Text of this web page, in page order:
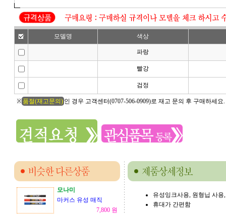
모델명 색상
파랑
빨강
검정
※ 품절(재고문의) 인 경우 고객센터(0707-506-0909)로 재고 문의 후 구매하세요.
모나미
마커스 유성 매직
7,800 원
유성잉크사용, 원형닙 사
휴대가 간편함